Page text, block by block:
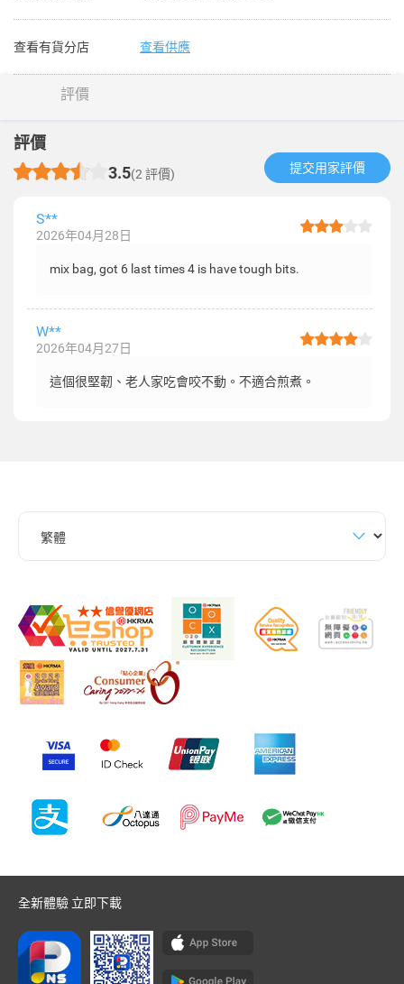
查看有貨分店 查看供應
評價
評價
3.5(2 評價) 提交用家評價​
S**
2026年04月28日
mix bag, got 6 last times 4 is have tough bits.
W**
2026年04月27日
這個很堅韌、老人家吃會咬不動。不適合煎煮。
全新體驗 立即下載